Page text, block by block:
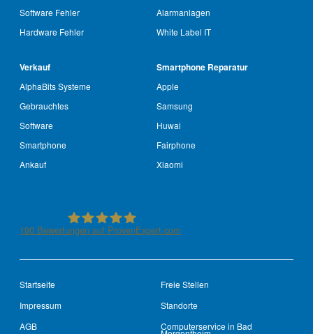
Software Fehler
Hardware Fehler
Alarmanlagen
White Label IT
Verkauf
AlphaBits Systeme
Gebrauchtes
Software
Smartphone
Ankauf
Smartphone Reparatur
Apple
Samsung
Huwai
Fairphone
Xiaomi
See-IT-Service
190 Bewertungen auf ProvenExpert.com
Startseite
Impressum
AGB
Freie Stellen
Standorte
Computerservice in Bad